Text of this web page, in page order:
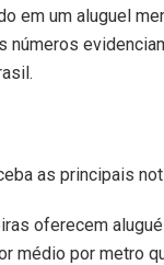
em um aluguel
as principais
oferecem
médio por metro